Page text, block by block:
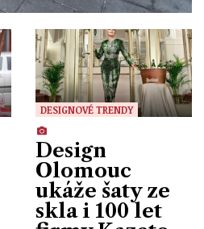
DESIGNOVÉ TRENDY
Design
Olomouc
ukáže šaty ze
skla i 100 let